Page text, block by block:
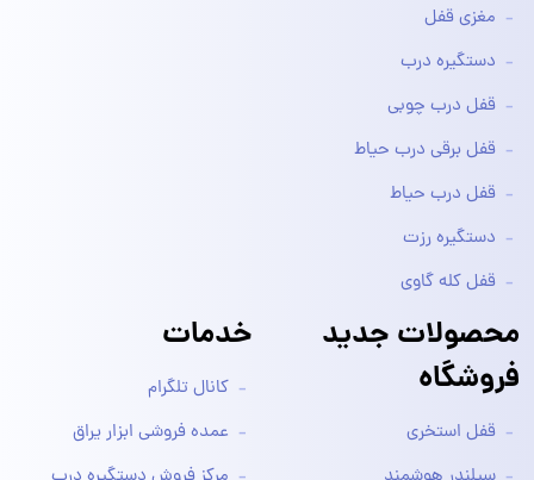
مغزی قفل
دستگیره درب
قفل درب چوبی
قفل برقی درب حیاط
قفل درب حیاط
دستگیره رزت
قفل کله گاوی
محصولات جدید
فروشگاه
قفل استخری
خدمات
کانال تلگرام
عمده فروشی ابزار یراق